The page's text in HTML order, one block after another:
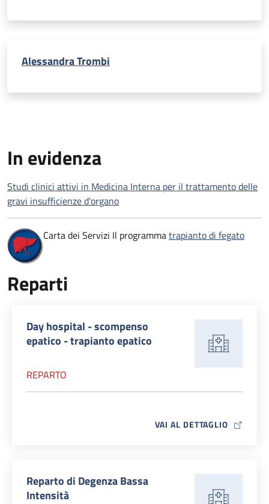
Alessandra Trombi
In evidenza
Studi clinici attivi in Medicina Interna per il trattamento delle
gravi insufficienze d'organo
Carta dei Servizi Il programmatrapianto di fegato
Reparti
Day hospital - scompenso
epatico - trapianto epatico
REPARTO
VAI AL DETTAGLIO MAP ICON
Reparto di Degenza Bassa
Intensità